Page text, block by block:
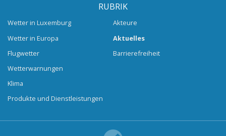
RUBRIK
Wetter in Luxemburg
Wetter in Europa
Flugwetter
Wetterwarnungen
Klima
Produkte und Dienstleistungen
Akteure
Aktuelles
Barrierefreiheit